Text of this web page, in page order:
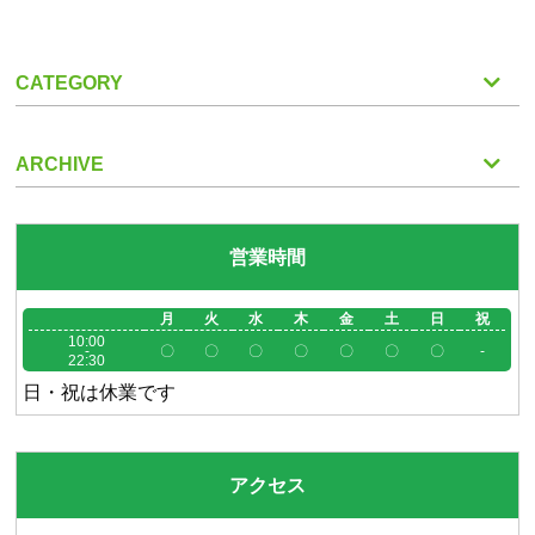
CATEGORY
ARCHIVE
営業時間
月 火 水 木 金 土 日
祝
10:00
-
22:30
〇 〇 〇 〇 〇 〇 〇 -
日・祝は休業です
アクセス